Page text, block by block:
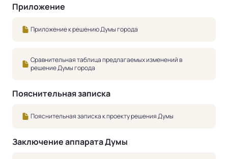
Приложение
Приложение к решению Думы города
Сравнительная таблица предлагаемых изменений в
решение Думы города
Пояснительная записка
Пояснительная записка к проекту решения Думы
Заключение аппарата Думы